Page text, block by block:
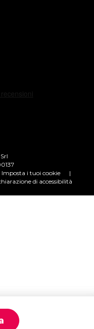
Imposta i tuoi cookie
|
di accessibilità